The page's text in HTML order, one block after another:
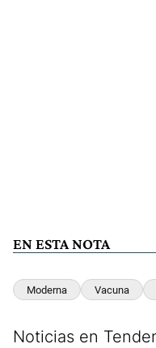
EN ESTA NOTA
Moderna Vacuna
Noticias en